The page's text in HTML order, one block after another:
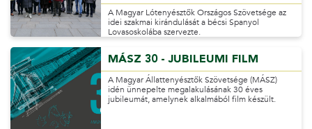
A Magyar Lótenyésztők Országos Szövetsége az
idei szakmai kirándulását a bécsi Spanyol
Lovasoskolába szervezte.
MÁSZ 30 - JUBILEUMI FILM
A Magyar Állattenyésztők Szövetsége (MÁSZ)
idén ünnepelte megalakulásának 30 éves
jubileumát, amelynek alkalmából film készült.